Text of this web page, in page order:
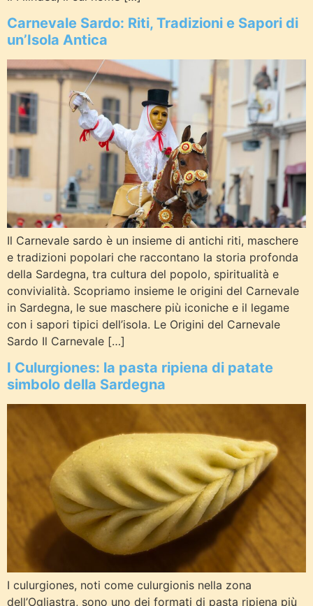
Carnevale Sardo: Riti, Tradizioni e Sapori di
un’Isola Antica
Il Carnevale sardo è un insieme di antichi riti, maschere
e tradizioni popolari che raccontano la storia profonda
della Sardegna, tra cultura del popolo, spiritualità e
convivialità. Scopriamo insieme le origini del Carnevale
in Sardegna, le sue maschere più iconiche e il legame
con i sapori tipici dell’isola. Le Origini del Carnevale
Sardo Il Carnevale […]
I Culurgiones: la pasta ripiena di patate
simbolo della Sardegna
I culurgiones, noti come culurgionis nella zona
dell’Ogliastra, sono uno dei formati di pasta ripiena più